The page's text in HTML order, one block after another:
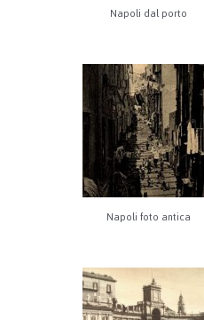
Napoli dal porto
Napoli foto antica